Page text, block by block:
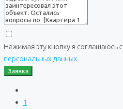
Нажимая эту кнопку я соглашаюсь с
персональных данных
Заявка
1